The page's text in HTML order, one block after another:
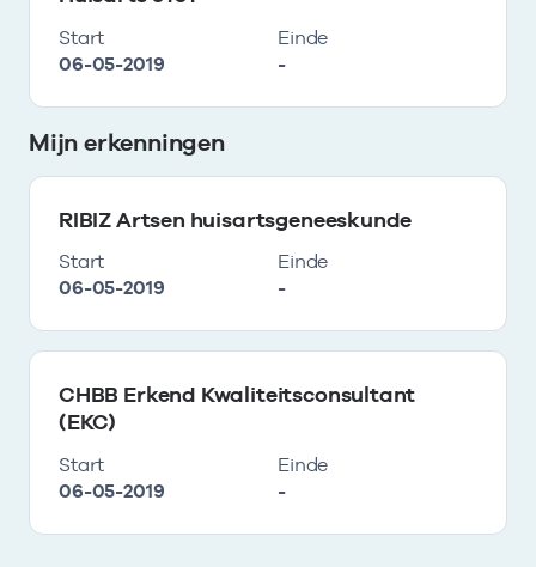
Start
06-05-2019
Einde
-
Mijn erkenningen
RIBIZ Artsen huisartsgeneeskunde
Start
06-05-2019
Einde
-
CHBB Erkend Kwaliteitsconsultant
(EKC)
Start
06-05-2019
Einde
-